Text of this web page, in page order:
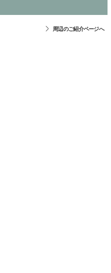
周辺のご紹介ページへ